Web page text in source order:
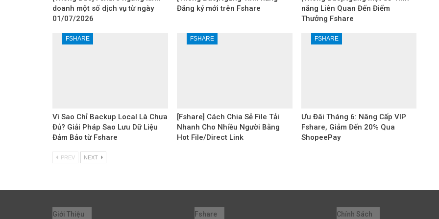
doanh một số dịch vụ từ ngày
01/07/2026
Đăng ký mới trên Fshare
năng Liên Quan Đến Điểm
Thưởng Fshare
FSHARE
Vì Sao Chỉ Backup Local Là Chưa
Đủ? Giải Pháp Sao Lưu Dữ Liệu
Đảm Bảo từ Fshare
FSHARE
[Fshare] Cách Chia Sẻ File Tải
Nhanh Cho Nhiều Người Bằng
Hot File/Direct Link
FSHARE
Ưu Đãi Tháng 6: Nâng Cấp VIP
Fshare, Giảm Đến 20% Qua
ShopeePay
PREV NEXT
Giới Thiệu Fshare Chính Sách